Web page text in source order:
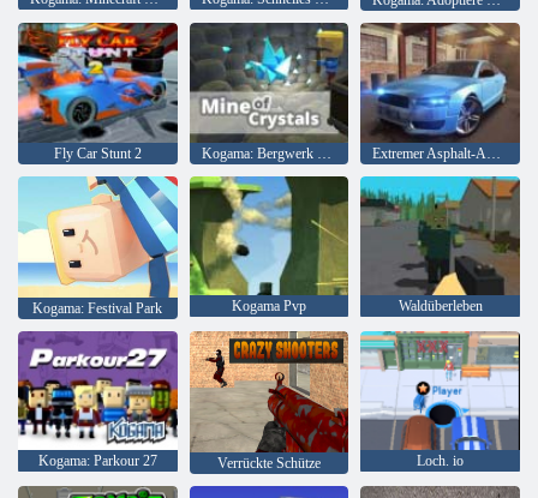
Fly Car Stunt 2 Kogama: Bergwerk der Kristalle Extremer Asphalt-Autorennen
Kogama: Festival Park Kogama Pvp Waldüberleben
Kogama: Parkour 27 Verrückte Schütze Loch. io